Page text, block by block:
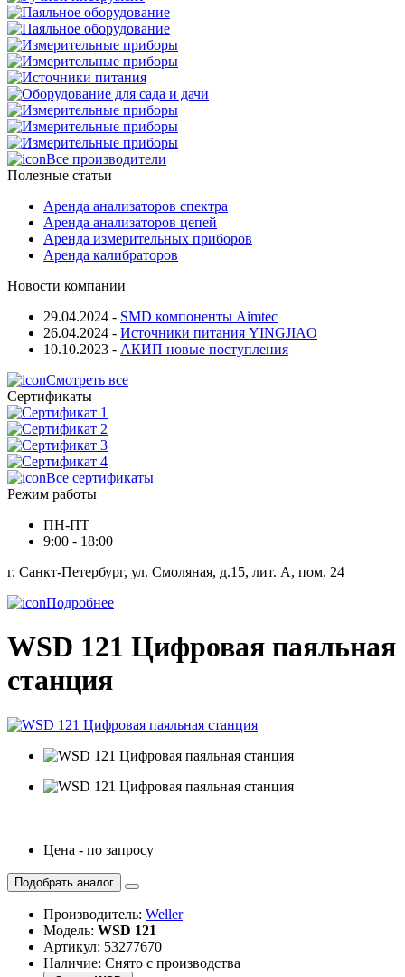
Все производители
Полезные статьи
Аренда анализаторов спектра
Аренда анализаторов цепей
Аренда измерительных приборов
Аренда калибраторов
Новости компании
29.04.2024 - SMD компоненты Aimtec
26.04.2024 - Источники питания YINGJIAO
10.10.2023 - АКИП новые поступления
Смотреть все
Сертификаты
Все сертификаты
Режим работы
ПН-ПТ
9:00 - 18:00
г. Санкт-Петербург, ул. Смоляная, д.15, лит. А, пом. 24
Подробнее
WSD 121 Цифровая паяльная
станция
Цена - по запросу
Подобрать аналог
Производитель: Weller
Модель: WSD 121
Артикул: 53277670
Наличие: Снято с производства